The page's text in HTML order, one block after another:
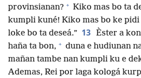
provinsianan? + Kiko mas bo ta
kumpli kuné! Kiko mas bo ke pidi
loke bo ta deseá.” 13 Èster a
haña ta bon, + duna e hudiunan
mañan tambe nan kumpli ku e
Ademas, Rei por laga kologá